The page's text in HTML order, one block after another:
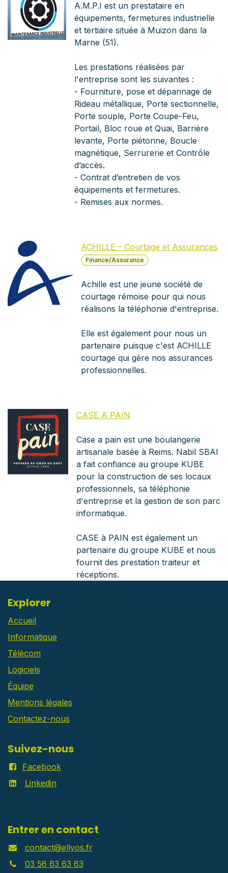
A.M.P.I est un prestataire en
équipements, fermetures industrielle
et tertiaire située à Muizon dans la
Marne (51).
Les prestations réalisées par
l'entreprise sont les suivantes :
- Fourniture, pose et dépannage de
Rideau métallique, Porte sectionnelle,
Porte souple, Porte Coupe-Feu,
Portail, Bloc roue et Quai, Barrière
levante, Porte piétonne, Boucle
magnétique, Serrurerie et Contrôle
d’accès.
- Contrat d’entretien de vos
équipements et fermetures.
- Remises aux normes.
ACHILLE - Courtage et Assurances
Finance/Assurance
Achille est une jeune société de
courtage rémoise pour qui nous
réalisons la téléphonie d'entreprise.
Elle est également pour nous un
partenaire puisque c'est ACHILLE
courtage qui gère nos assurances
professionnelles.
CASE A PAIN
Case a pain est une boulangerie
artisanale basée à Reims. Nabil SBAI
a fait confiance au groupe KUBE
pour la construction de ses locaux
professionnels, sa téléphonie
d'entreprise et la gestion de son parc
informatique.
CASE à PAIN est également un
partenaire du groupe KUBE et nous
fournit des prestation traiteur et
réceptions.
Explorer
Accueil
Informatique
Télécom
Logiciels
Équipe
Mentions légales
Contactez-nous
Suivez-nous
Facebook
Linkedin
Entrer en contact
contact@ellyos.fr
03 56 63 63 63